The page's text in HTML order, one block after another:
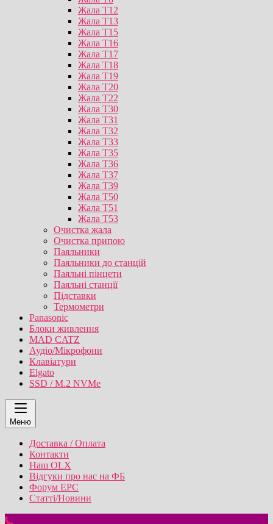
Жала T12
Жала T13
Жала T15
Жала T16
Жала T17
Жала T18
Жала T19
Жала T20
Жала T22
Жала T30
Жала T31
Жала T32
Жала T33
Жала T35
Жала T36
Жала T37
Жала T39
Жала T50
Жала T51
Жала T53
Очистка жала
Очистка припою
Паяльники
Паяльники до станцій
Паяльні пінцети
Паяльні станції
Підставки
Термометри
Panasonic
Блоки живлення
MAD CATZ
Аудіо/Мікрофони
Клавіатури
Elgato
SSD / M.2 NVMe
Меню
Доставка / Оплата
Контакти
Наш OLX
Відгуки про нас на ФБ
Форум EPC
Статті/Новини